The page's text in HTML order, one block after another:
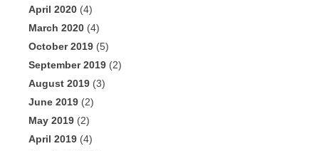
April 2020 (4)
March 2020 (4)
October 2019 (5)
September 2019 (2)
August 2019 (3)
June 2019 (2)
May 2019 (2)
April 2019 (4)